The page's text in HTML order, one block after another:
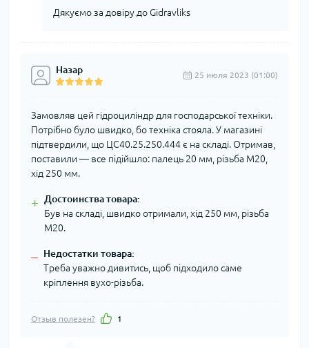
Дякуємо за довіру до Gidravliks
Назар 25 июля 2023 (01:00)
Замовляв цей гідроциліндр для господарської техніки.
Потрібно було швидко, бо техніка стояла. У магазині
підтвердили, що ЦС40.25.250.444 є на складі. Отримав,
поставили — все підійшло: палець 20 мм, різьба М20,
хід 250 мм.
+ Достоинства товара:
Був на складі, швидко отримали, хід 250 мм, різьба
М20.
– Недостатки товара:
Треба уважно дивитись, щоб підходило саме
кріплення вухо-різьба.
Отзыв полезен? 1